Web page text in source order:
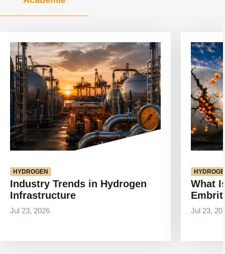
Voir
l'article
HYDROGEN
Industry Trends in Hydrogen
Infrastructure
Jul 23, 2026
Voir
l'article
What
Jul 23,